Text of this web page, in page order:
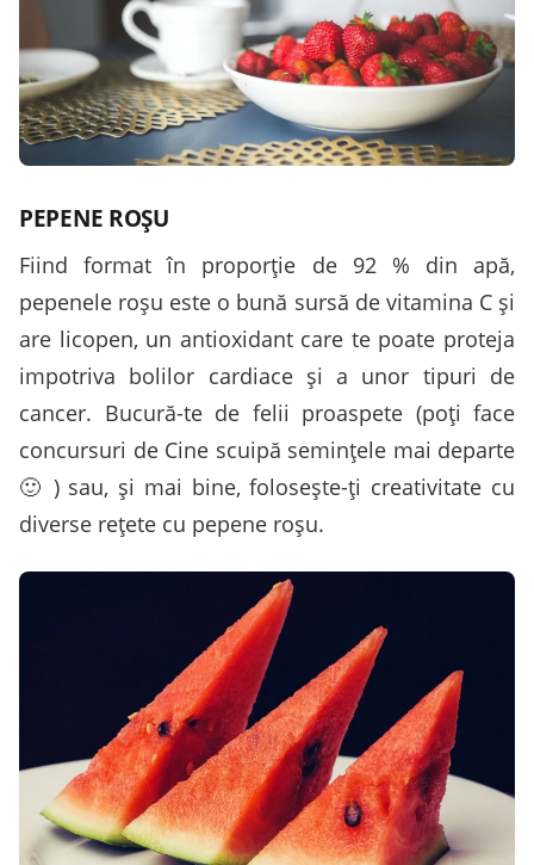
PEPENE ROŞU
Fiind format în proporţie de 92 % din apă,
pepenele roşu este o bună sursă de vitamina C şi
are licopen, un antioxidant care te poate proteja
impotriva bolilor cardiace şi a unor tipuri de
cancer. Bucură-te de felii proaspete (poţi face
concursuri de Cine scuipă seminţele mai departe
🙂 ) sau, şi mai bine, foloseşte-ţi creativitate cu
diverse reţete cu pepene roşu.